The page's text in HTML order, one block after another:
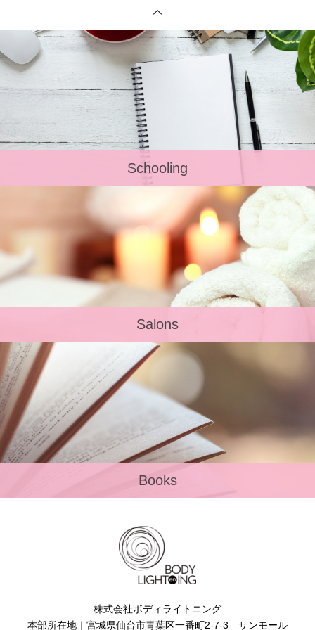
Schooling
Salons
Books
株式会社ボディライトニング
本部所在地｜宮城県仙台市青葉区一番町2-7-3 サンモール